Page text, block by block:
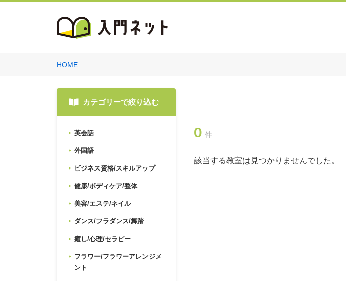
HOME
カテゴリーで絞り込む
英会話
外国語
ビジネス資格/スキルアップ
健康/ボディケア/整体
美容/エステ/ネイル
ダンス/フラダンス/舞踏
癒し/心理/セラピー
フラワー/フラワーアレンジメ
ント
0 件
該当する教室は見つかりませんでした。